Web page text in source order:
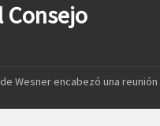
Consejo
Wesner encabezó una